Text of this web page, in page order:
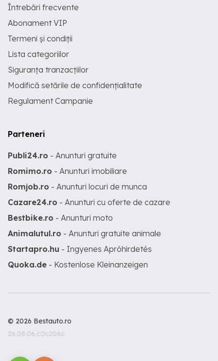
Întrebări frecvente
Abonament VIP
Termeni și condiții
Lista categoriilor
Siguranța tranzacțiilor
Modifică setările de confidențialitate
Regulament Campanie
Parteneri
Publi24.ro - Anunturi gratuite
Romimo.ro - Anunturi imobiliare
Romjob.ro - Anunturi locuri de munca
Cazare24.ro - Anunturi cu oferte de cazare
Bestbike.ro - Anunturi moto
Animalutul.ro - Anunturi gratuite animale
Startapro.hu - Ingyenes Apróhirdetés
Quoka.de - Kostenlose Kleinanzeigen
© 2026 Bestauto.ro
26.08.06.c0c206c